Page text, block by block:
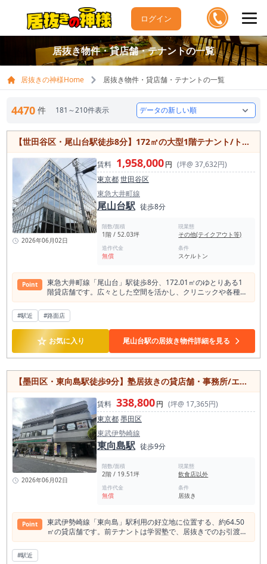
ログイン
居抜き物件・貸店舗・テナントの一覧
居抜きの神様Home 居抜き物件・貸店舗・テナントの一覧
4470 件 181～210件表示
【世田谷区・尾山台駅徒歩8分】172㎡の大型1階テナント/トイレ2ヶ所完備/多用途に対応可能な貸店舗
2026年06月02日
賃料 1,958,000円 (坪@ 37,632円)
東京都世田谷区
東急大井町線
尾山台駅 徒歩8分
階数/面積
1階 / 52.03坪
現業態
その他(テイクアウト等)
造作代金
無償
条件
スケルトン
Point
東急大井町線「尾山台」駅徒歩8分、172.01㎡のゆとりある1
階貸店舗です。広々とした空間を活かし、クリニックや各種ス
クール、フィットネス、ショールーム、サービス店舗、事務所
など幅広い業種でご検討いただけます。 室内にはトイレ2ヶ所
をはじめ、収納スペースや給湯設備、エアコンを完備。 オート
ロックやエレベーターも備えており、来店されるお客様やスタ
ッフにとって快適な環境が整っています。 1階区画のため視認
性が高く、来客型ビジネスにも適した物件です。 尾山台・等々
力・九品仏エリアを利用できる立地で、周辺は落ち着いた住宅
街と生活利便施設が共存する地域。 地域密着型の店舗運営はも
ちろん、広い面積を必要とする事業拠点としてもおすすめで
す。 世田谷区内で大型テナントをお探しの方はぜひご検討くだ
さい。
#駅近 #路面店
☆ お気に入り 尾山台駅の居抜き物件詳細を見る
【墨田区・東向島駅徒歩9分】塾居抜きの貸店舗・事務所/エアコン複数台設置済み/64㎡の居抜き物件
2026年06月02日
賃料 338,800円 (坪@ 17,365円)
東京都墨田区
東武伊勢崎線
東向島駅 徒歩9分
階数/面積
2階 / 19.51坪
現業態
飲食店以外
造作代金
無償
条件
居抜き
Point
東武伊勢崎線「東向島」駅利用の好立地に位置する、約64.50
㎡の貸店舗です。前テナントは学習塾で、居抜きでのお引渡し
となるため、スクールや教室、各種事務所などであれば初期費
#駅近